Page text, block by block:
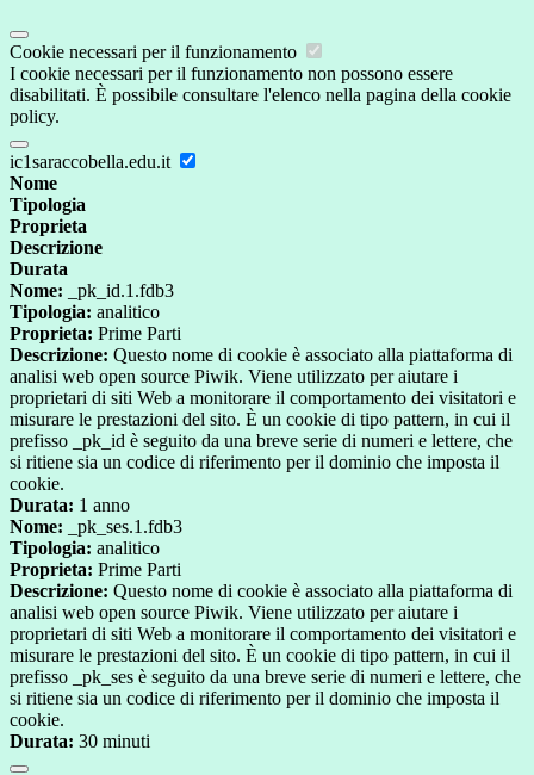
Cookie necessari per il funzionamento
I cookie necessari per il funzionamento non possono essere
disabilitati. È possibile consultare l'elenco nella pagina della cookie
policy.
ic1saraccobella.edu.it
Nome
Tipologia
Proprieta
Descrizione
Durata
Nome: _pk_id.1.fdb3
Tipologia: analitico
Proprieta: Prime Parti
Descrizione: Questo nome di cookie è associato alla piattaforma di
analisi web open source Piwik. Viene utilizzato per aiutare i
proprietari di siti Web a monitorare il comportamento dei visitatori e
misurare le prestazioni del sito. È un cookie di tipo pattern, in cui il
prefisso _pk_id è seguito da una breve serie di numeri e lettere, che
si ritiene sia un codice di riferimento per il dominio che imposta il
cookie.
Durata: 1 anno
Nome: _pk_ses.1.fdb3
Tipologia: analitico
Proprieta: Prime Parti
Descrizione: Questo nome di cookie è associato alla piattaforma di
analisi web open source Piwik. Viene utilizzato per aiutare i
proprietari di siti Web a monitorare il comportamento dei visitatori e
misurare le prestazioni del sito. È un cookie di tipo pattern, in cui il
prefisso _pk_ses è seguito da una breve serie di numeri e lettere, che
si ritiene sia un codice di riferimento per il dominio che imposta il
cookie.
Durata: 30 minuti